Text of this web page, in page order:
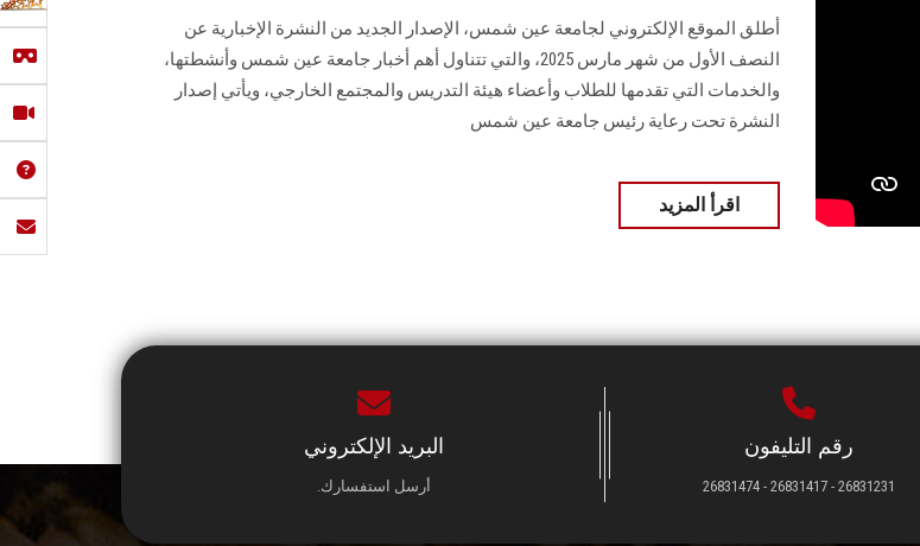
أطلق الموقع الإلكتروني لجامعة عين شمس، الإصدار الجديد من النشرة الإخبارية عن
النصف الأول من شهر مارس 2025، والتي تتناول أهم أخبار جامعة عين شمس وأنشطتها،
والخدمات التي تقدمها للطلاب وأعضاء هيئة التدريس والمجتمع الخارجي، ويأتي إصدار
النشرة تحت رعاية رئيس جامعة عين شمس
اقرأ المزيد
رقم التليفون
26831231 - 26831417 - 26831474
البريد الإلكتروني
أرسل استفسارك.